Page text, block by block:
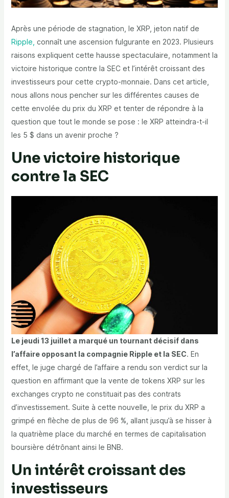
Après une période de stagnation, le XRP, jeton natif de
Ripple, connaît une ascension fulgurante en 2023. Plusieurs
raisons expliquent cette hausse spectaculaire, notamment la
victoire historique contre la SEC et l’intérêt croissant des
investisseurs pour cette crypto-monnaie. Dans cet article,
nous allons nous pencher sur les différentes causes de
cette envolée du prix du XRP et tenter de répondre à la
question que tout le monde se pose : le XRP atteindra-t-il
les 5 $ dans un avenir proche ?
Une victoire historique
contre la SEC
Le jeudi 13 juillet a marqué un tournant décisif dans
l’affaire opposant la compagnie Ripple et la SEC. En
effet, le juge chargé de l’affaire a rendu son verdict sur la
question en affirmant que la vente de tokens XRP sur les
exchanges crypto ne constituait pas des contrats
d’investissement. Suite à cette nouvelle, le prix du XRP a
grimpé en flèche de plus de 96 %, allant jusqu’à se hisser à
la quatrième place du marché en termes de capitalisation
boursière détrônant ainsi le BNB.
Un intérêt croissant des
investisseurs